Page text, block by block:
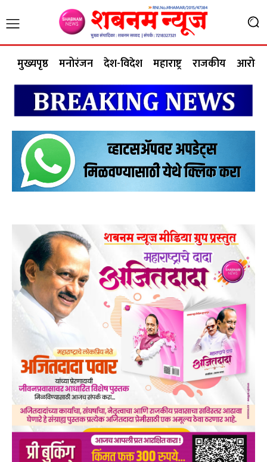
मुख्यपृष्ठ मनोरंजन देश-विदेश महाराष्ट्र राजकीय आरोग्य